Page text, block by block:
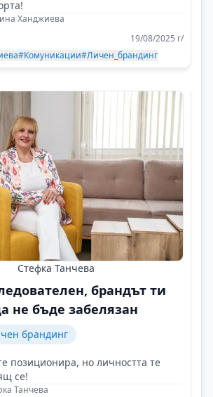
Ханджиева
19/08/2025 г/
#Комуникации#Личен_брандинг
Стефка Танчева
брандът ти
не бъде забелязан
брандинг
позиционира, но личността те
се!
Танчева